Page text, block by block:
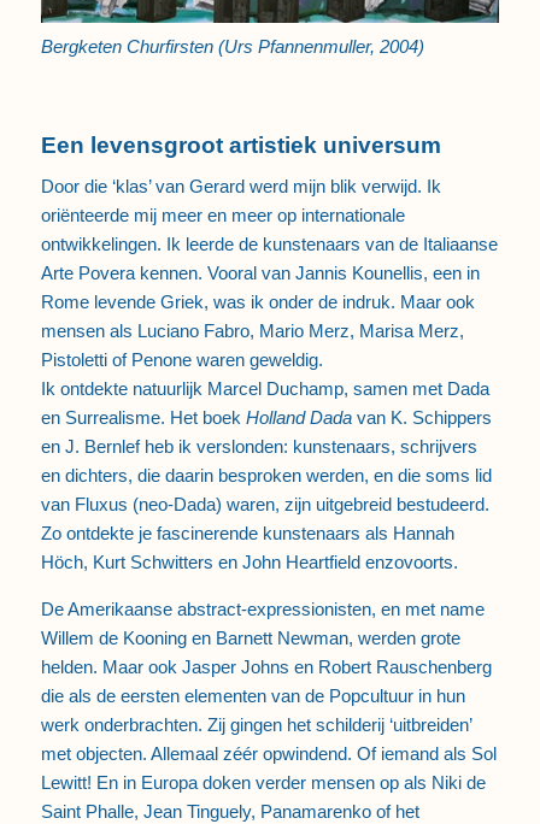
Bergketen Churfirsten (Urs Pfannenmuller, 2004)
Een levensgroot artistiek universum
Door die ‘klas’ van Gerard werd mijn blik verwijd. Ik
oriënteerde mij meer en meer op internationale
ontwikkelingen. Ik leerde de kunstenaars van de Italiaanse
Arte Povera kennen. Vooral van Jannis Kounellis, een in
Rome levende Griek, was ik onder de indruk. Maar ook
mensen als Luciano Fabro, Mario Merz, Marisa Merz,
Pistoletti of Penone waren geweldig.
Ik ontdekte natuurlijk Marcel Duchamp, samen met Dada
en Surrealisme. Het boek Holland Dadavan K. Schippers
en J. Bernlef heb ik verslonden: kunstenaars, schrijvers
en dichters, die daarin besproken werden, en die soms lid
van Fluxus (neo-Dada) waren, zijn uitgebreid bestudeerd.
Zo ontdekte je fascinerende kunstenaars als Hannah
Höch, Kurt Schwitters en John Heartfield enzovoorts.
De Amerikaanse abstract-expressionisten, en met name
Willem de Kooning en Barnett Newman, werden grote
helden. Maar ook Jasper Johns en Robert Rauschenberg
die als de eersten elementen van de Popcultuur in hun
werk onderbrachten. Zij gingen het schilderij ‘uitbreiden’
met objecten. Allemaal zéér opwindend. Of iemand als Sol
Lewitt! En in Europa doken verder mensen op als Niki de
Saint Phalle, Jean Tinguely, Panamarenko of het